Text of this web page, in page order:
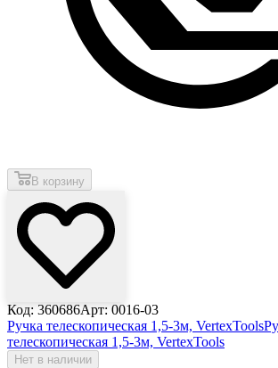
В корзину
Код: 360686Арт: 0016-03
Ручка телескопическая 1,5-3м, VertexTools
телескопическая 1,5-3м, VertexTools
Нет в наличии